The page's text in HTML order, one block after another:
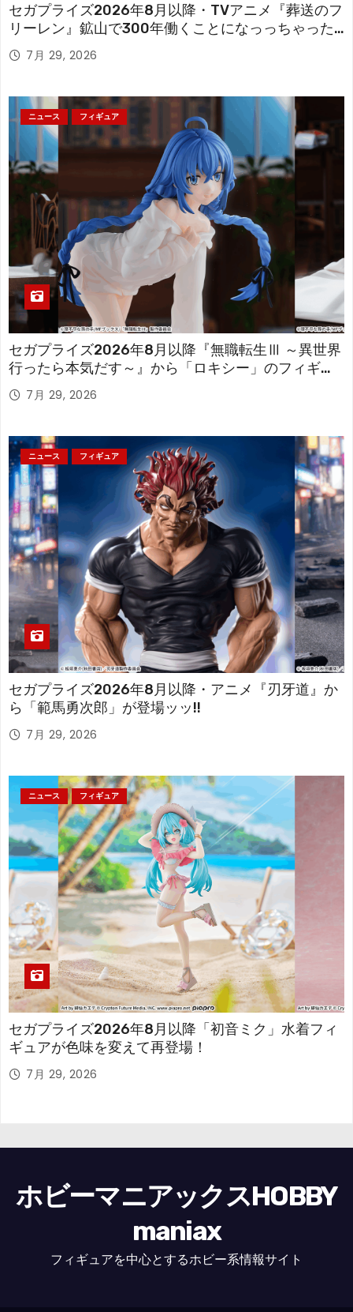
セガプライズ2026年8月以降・TVアニメ『葬送のフ
リーレン』鉱山で300年働くことになっっちゃった
「フリーレン」を立体化！
7月 29, 2026
ニュース フィギュア
セガプライズ2026年8月以降『無職転生Ⅲ ～異世界
行ったら本気だす～』から「ロキシー」のフィギュ
アが登場！
7月 29, 2026
ニュース フィギュア
セガプライズ2026年8月以降・アニメ『刃牙道』か
ら「範馬勇次郎」が登場ッッ!!
7月 29, 2026
ニュース フィギュア
セガプライズ2026年8月以降「初音ミク」水着フィ
ギュアが色味を変えて再登場！
7月 29, 2026
ホビーマニアックスHOBBY
maniax
フィギュアを中心とするホビー系情報サイト